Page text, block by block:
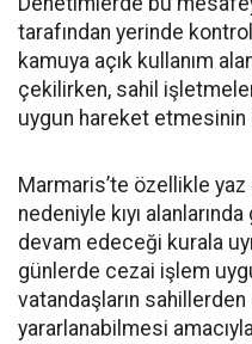
tarafından yerinde kontrol
kamuya açık kullanım
çekilirken, sahil
uygun hareket etmesinin
Marmaris’te özellikle
nedeniyle kıyı
devam edeceği kurala
günlerde cezai işlem
vatandaşların
yararlanabilmesi amacıyla